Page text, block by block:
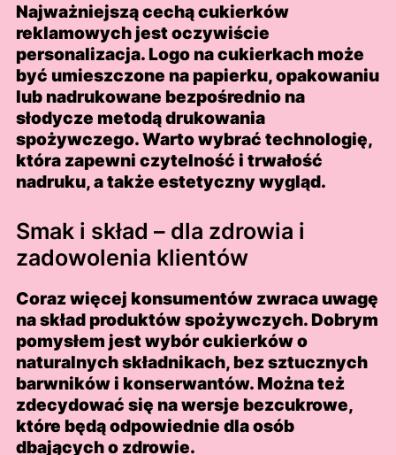
Najważniejszą cechą cukierków
reklamowych jest oczywiście
personalizacja. Logo na cukierkach może
być umieszczone na papierku, opakowaniu
lub nadrukowane bezpośrednio na
słodycze metodą drukowania
spożywczego. Warto wybrać technologię,
która zapewni czytelność i trwałość
nadruku, a także estetyczny wygląd.
Smak i skład – dla zdrowia i
zadowolenia klientów
Coraz więcej konsumentów zwraca uwagę
na skład produktów spożywczych. Dobrym
pomysłem jest wybór cukierków o
naturalnych składnikach, bez sztucznych
barwników i konserwantów. Można też
zdecydować się na wersje bezcukrowe,
które będą odpowiednie dla osób
dbających o zdrowie.